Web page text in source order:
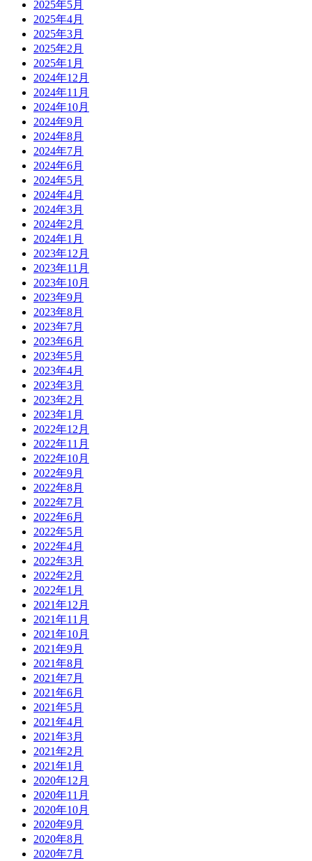
2025年5月
2025年4月
2025年3月
2025年2月
2025年1月
2024年12月
2024年11月
2024年10月
2024年9月
2024年8月
2024年7月
2024年6月
2024年5月
2024年4月
2024年3月
2024年2月
2024年1月
2023年12月
2023年11月
2023年10月
2023年9月
2023年8月
2023年7月
2023年6月
2023年5月
2023年4月
2023年3月
2023年2月
2023年1月
2022年12月
2022年11月
2022年10月
2022年9月
2022年8月
2022年7月
2022年6月
2022年5月
2022年4月
2022年3月
2022年2月
2022年1月
2021年12月
2021年11月
2021年10月
2021年9月
2021年8月
2021年7月
2021年6月
2021年5月
2021年4月
2021年3月
2021年2月
2021年1月
2020年12月
2020年11月
2020年10月
2020年9月
2020年8月
2020年7月